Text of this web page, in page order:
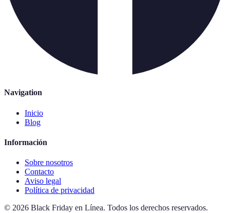
Navigation
Inicio
Blog
Información
Sobre nosotros
Contacto
Aviso legal
Política de privacidad
© 2026 Black Friday en Línea. Todos los derechos reservados.